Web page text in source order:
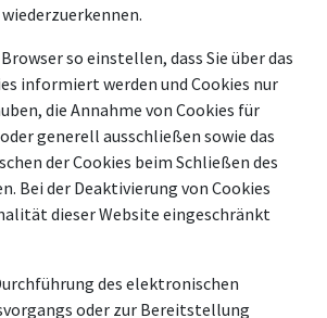
so einstellen, dass Sie über das
informiert werden und Cookies nur
die Annahme von Cookies für
generell ausschließen sowie das
der Cookies beim Schließen des
Bei der Deaktivierung von Cookies
dieser Website eingeschränkt
des elektronischen
oder zur Bereitstellung